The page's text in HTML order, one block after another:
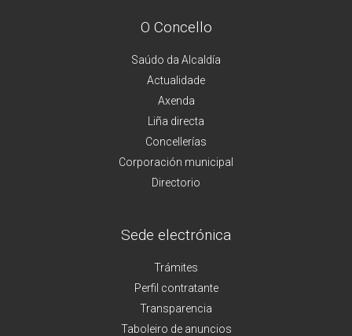
O Concello
Saúdo da Alcaldía
Actualidade
Axenda
Liña directa
Concellerías
Corporación municipal
Directorio
Sede electrónica
Trámites
Perfil contratante
Transparencia
Taboleiro de anuncios